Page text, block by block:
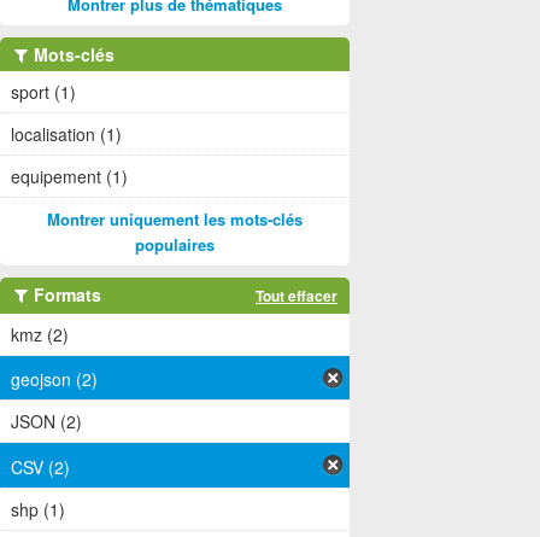
Mots-clés
sport (1)
localisation (1)
equipement (1)
Montrer uniquement les mots-clés
populaires
Formats Tout effacer
kmz (2)
geojson (2)
JSON (2)
CSV (2)
shp (1)